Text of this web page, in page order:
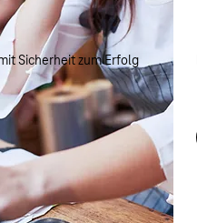
Sicherheit zum Erfolg